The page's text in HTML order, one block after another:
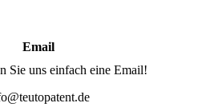
Email
Sie uns einfach eine Email!